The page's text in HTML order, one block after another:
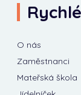
O nás
Zaměstnanci
Mateřská škola